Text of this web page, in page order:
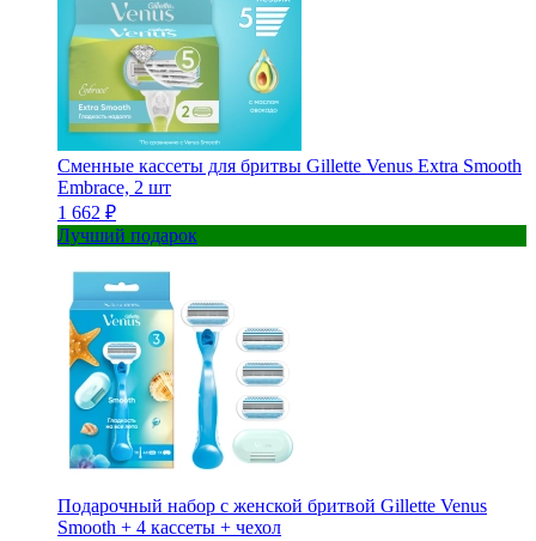
Сменные кассеты для бритвы Gillette Venus Extra Smooth
Embrace, 2 шт
1 662 ₽
Лучший подарок
Подарочный набор с женской бритвой Gillette Venus
Smooth + 4 кассеты + чехол